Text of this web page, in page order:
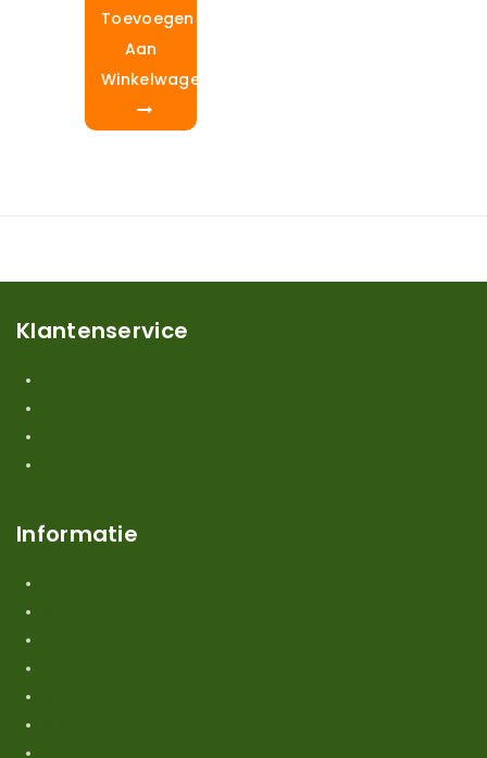
Toevoegen
Aan
Winkelwagen
Klantenservice
Informatie